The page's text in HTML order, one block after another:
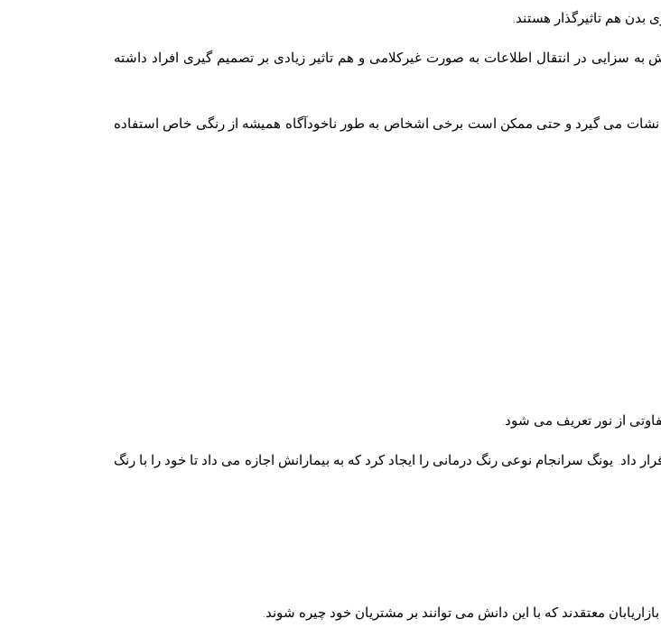
بدن هم تاثیرگذار هستند.
در انتقال اطلاعات به صورت غیرکلامی و هم تاثیر زیادی بر تصمیم گیری افراد داشته
فرد نشات می گیرد و حتی ممکن است برخی اشخاص به طور ناخودآگاه همیشه از رنگی خاص استفاده
از نور تعریف می شود.
داد. یونگ سرانجام نوعی رنگ درمانی را ایجاد کرد که به بیمارانش اجازه می داد تا خود را با رنگ
معتقدند که با این دانش می توانند بر مشتریان خود چیره شوند.